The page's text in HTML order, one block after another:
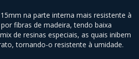
na parte interna mais resistente à
fibras de madeira, tendo baixa
de resinas especiais, as quais inibem
tornando-o resistente à umidade.